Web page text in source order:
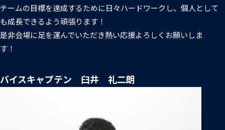
チームの目標を達成するために日々ハードワークし、個人として
も成長できるよう頑張ります！
是非会場に足を運んでいただき熱い応援よろしくお願いしま
す！
バイスキャプテン 臼井 礼二朗